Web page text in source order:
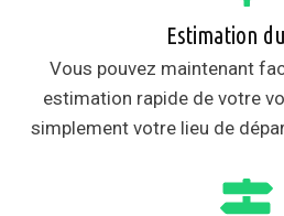
Estimation
Vous pouvez maintenant
estimation rapide de votre
simplement votre lieu de